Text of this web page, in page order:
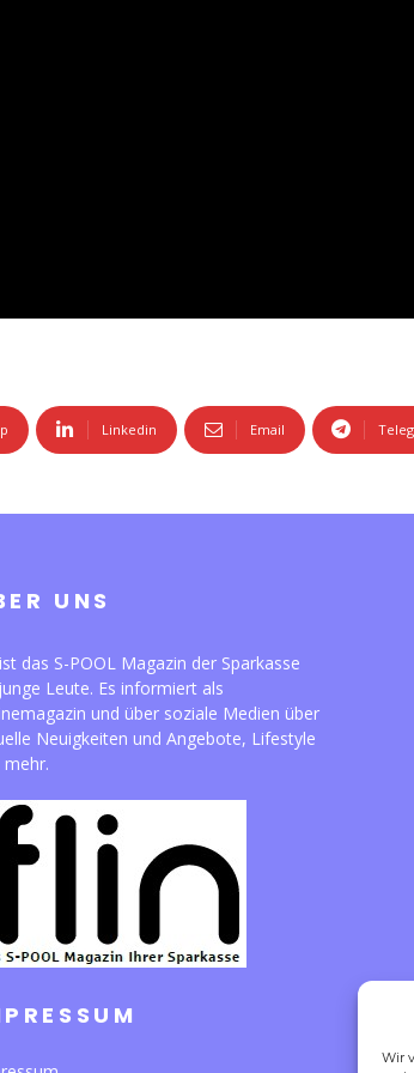
Wir
Linkedin Email
UNS
das S-POOL Magazin der Sparkasse
Leute. Es informiert als
und über soziale Medien über
Neuigkeiten und Angebote, Lifestyle
mehr.